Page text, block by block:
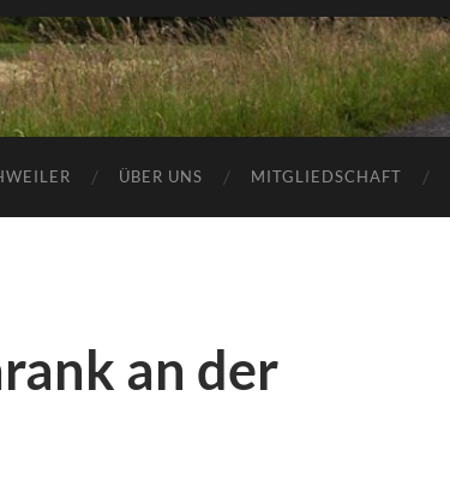
ÜBER UNS MITGLIEDSCHAFT
an der